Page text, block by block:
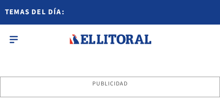
TEMAS DEL DÍA:
PUBLICIDAD